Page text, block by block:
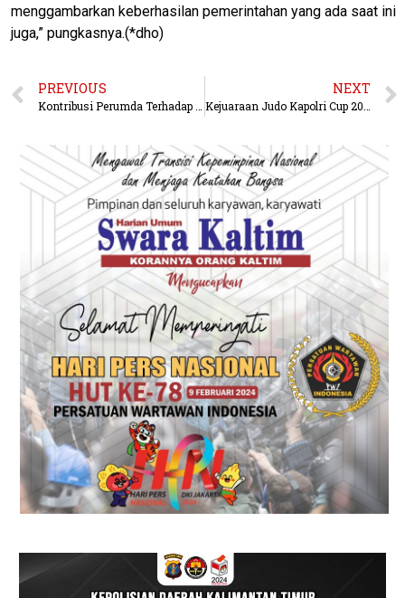
menggambarkan keberhasilan pemerintahan yang ada saat ini
juga,” pungkasnya.(*dho)
PREVIOUS NEXT